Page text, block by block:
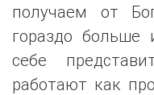
получаем от
гораздо
себе
работают как